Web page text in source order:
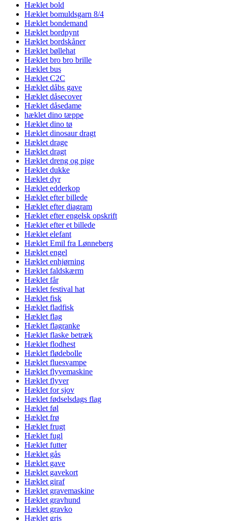
Hæklet bold
Hæklet bomuldsgarn 8/4
Hæklet bondemand
Hæklet bordpynt
Hæklet bordskåner
Hæklet bøllehat
Hæklet bro bro brille
Hæklet bus
Hæklet C2C
Hæklet dåbs gave
Hæklet dåsecover
Hæklet dåsedame
hæklet dino tæppe
Hæklet dino tø
Hæklet dinosaur dragt
Hæklet drage
Hæklet dragt
Hæklet dreng og pige
Hæklet dukke
Hæklet dyr
Hæklet edderkop
Hæklet efter billede
Hæklet efter diagram
Hæklet efter engelsk opskrift
Hæklet efter et billede
Hæklet elefant
Hæklet Emil fra Lønneberg
Hæklet engel
Hæklet enhjørning
Hæklet faldskærm
Hæklet får
Hæklet festival hat
Hæklet fisk
Hæklet fladfisk
Hæklet flag
Hæklet flagranke
Hæklet flaske betræk
Hæklet flodhest
Hæklet flødebolle
Hæklet fluesvampe
Hæklet flyvemaskine
Hæklet flyver
Hæklet for sjov
Hæklet fødselsdags flag
Hæklet føl
Hæklet frø
Hæklet frugt
Hæklet fugl
Hæklet futter
Hæklet gås
Hæklet gave
Hæklet gavekort
Hæklet giraf
Hæklet gravemaskine
Hæklet gravhund
Hæklet gravko
Hæklet gris